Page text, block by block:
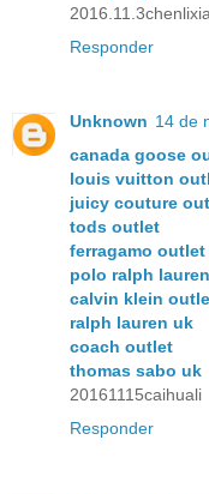
Responder
Unknown 14 de
canada goose
louis vuitton
juicy couture
tods outlet
ferragamo outlet
polo ralph lauren
calvin klein
ralph lauren uk
coach outlet
thomas sabo uk
20161115caihuali
Responder